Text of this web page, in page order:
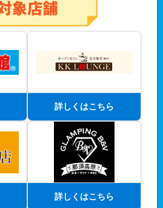
詳しくはこちら
詳しくはこちら